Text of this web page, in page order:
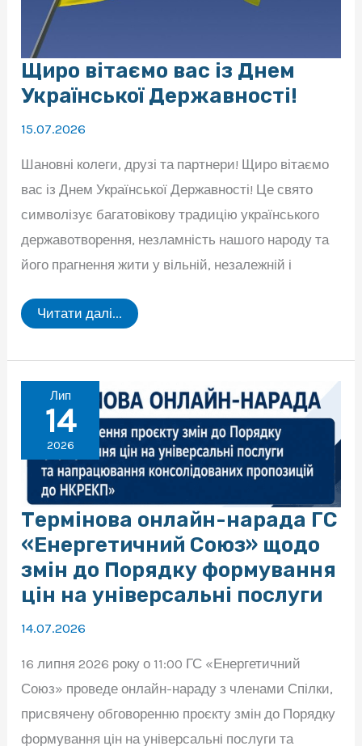
Щиро вітаємо вас із Днем
Української Державності!
15.07.2026
Шановні колеги, друзі та партнери! Щиро вітаємо
вас із Днем Української Державності! Це свято
символізує багатовікову традицію українського
державотворення, незламність нашого народу та
його прагнення жити у вільній, незалежній і
Щиро
вітаємо
Української
Державності!
Читати далі...
Лип
14
2026
Термінова онлайн-нарада ГС
«Енергетичний Союз» щодо
змін до Порядку формування
цін на універсальні послуги
14.07.2026
16 липня 2026 року о 11:00 ГС «Енергетичний
Союз» проведе онлайн-нараду з членами Спілки,
присвячену обговоренню проєкту змін до Порядку
формування цін на універсальні послуги та